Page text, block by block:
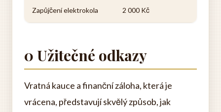
Zapůjčení elektrokola 2 000 Kč
0 Užitečné odkazy
Vratná kauce a finanční záloha, která je
vrácena, představují skvělý způsob, jak